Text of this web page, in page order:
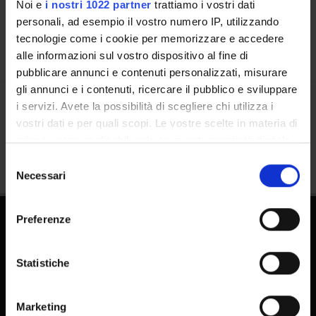
Noi e i nostri 1022 partner trattiamo i vostri dati
personali, ad esempio il vostro numero IP, utilizzando
tecnologie come i cookie per memorizzare e accedere
alle informazioni sul vostro dispositivo al fine di
pubblicare annunci e contenuti personalizzati, misurare
gli annunci e i contenuti, ricercare il pubblico e sviluppare
i servizi. Avete la possibilità di scegliere chi utilizza i
vostri dati e per quali scopi. Le vostre scelte in materia di
privacy sono applicabili solo su questa proprietà digitale
modificare o revocare il proprio consenso in qualsiasi
momento dalla Dichiarazione sui cookie o facendo clic
raccogliere informazioni sulla tua posizione
geografica, con un'approssimazione di qualche
Identificare il tuo dispositivo, scansionandolo
del
consenso
Necessari
Preferenze
Statistiche
Marketing
Share
FAQ - Frequently Asked Questions DSE